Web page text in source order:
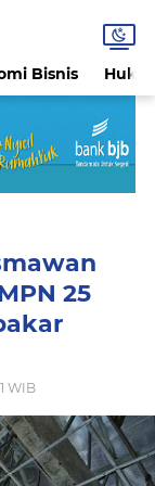
Bisnis
25
WIB